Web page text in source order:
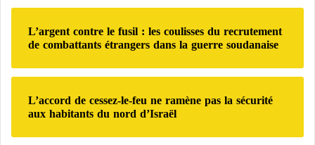
L’argent contre le fusil : les coulisses du recrutement
de combattants étrangers dans la guerre soudanaise
L’accord de cessez-le-feu ne ramène pas la sécurité
aux habitants du nord d’Israël